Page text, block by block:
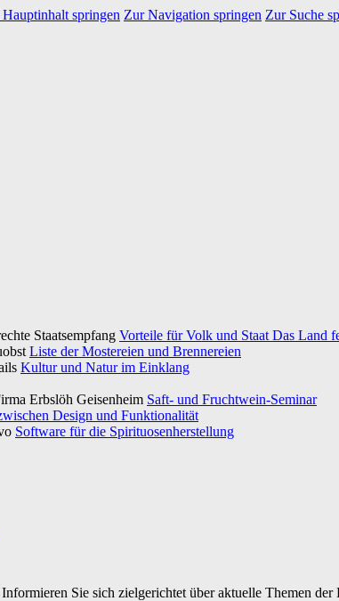
springen Zur Navigation springen Zur Suche
Staatsempfang Vorteile für Volk und Staat Das Land
Liste der Mostereien und Brennereien
Kultur und Natur im Einklang
Erbslöh Geisenheim Saft- und Fruchtwein-Seminar
Design und Funktionalität
Software für die Spirituosenherstellung
Sie sich zielgerichtet über aktuelle Themen